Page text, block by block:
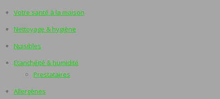
Votre santé à la maison
Nettoyage & hygiène
Nuisibles
Etanchéité & humidité
Prestataires
Allergènes